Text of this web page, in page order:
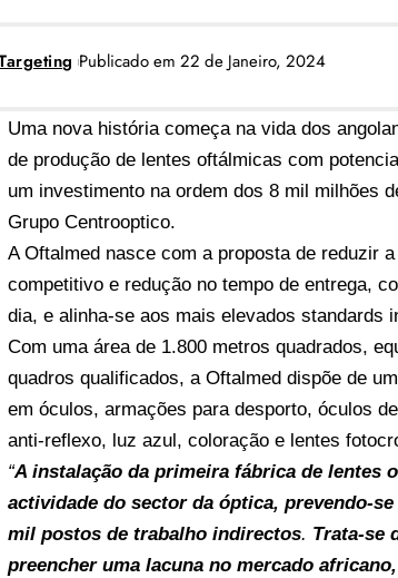
Publicado em 22 de Janeiro, 2024
Uma nova história começa na vida dos
de produção de lentes oftálmicas com
um investimento na ordem dos 8 mil milhões
Grupo Centrooptico.
A Oftalmed nasce com a proposta de reduzir
competitivo e redução no tempo de entrega,
dia, e alinha-se aos mais elevados standards
Com uma área de 1.800 metros quadrados,
quadros qualificados, a Oftalmed dispõe de
em óculos, armações para desporto, óculos
anti-reflexo, luz azul, coloração e lentes
“A instalação da primeira fábrica de lentes
actividade do sector da óptica, prevendo-
mil postos de trabalho indirectos. Trata-se
preencher uma lacuna no mercado